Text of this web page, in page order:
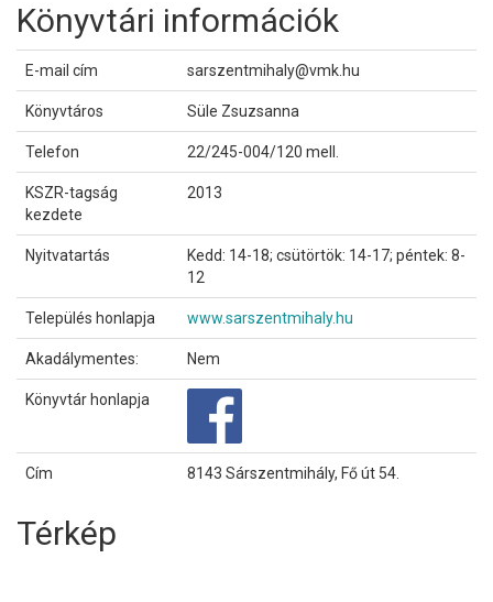
Könyvtári információk
E-mail cím sarszentmihaly@vmk.hu
Könyvtáros Süle Zsuzsanna
Telefon 22/245-004/120 mell.
KSZR-tagság
kezdete
2013
Nyitvatartás
Kedd: 14-18; csütörtök: 14-17; péntek: 8-
12
Település honlapja www.sarszentmihaly.hu
Akadálymentes: Nem
Könyvtár honlapja
Cím 8143 Sárszentmihály, Fő út 54.
Térkép